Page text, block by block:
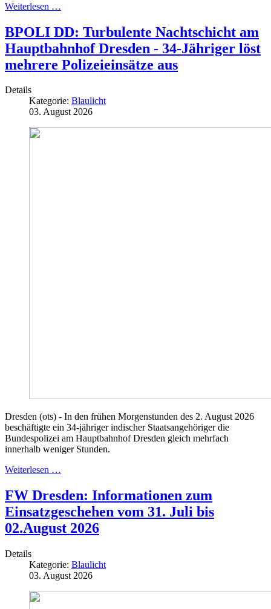
Weiterlesen …
BPOLI DD: Turbulente Nachtschicht am
Hauptbahnhof Dresden - 34-Jähriger löst
mehrere Polizeieinsätze aus
Details
Kategorie: Blaulicht
03. August 2026
Dresden (ots) - In den frühen Morgenstunden des 2. August 2026
beschäftigte ein 34-jähriger indischer Staatsangehöriger die
Bundespolizei am Hauptbahnhof Dresden gleich mehrfach
innerhalb weniger Stunden.
Weiterlesen …
FW Dresden: Informationen zum
Einsatzgeschehen vom 31. Juli bis
02.August 2026
Details
Kategorie: Blaulicht
03. August 2026